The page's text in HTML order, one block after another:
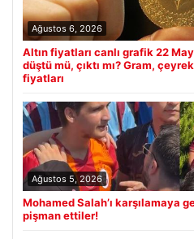
Ağustos 6, 2026
Altın fiyatları canlı grafik 22
düştü mü, çıktı mı? Gram,
fiyatları
Ağustos 5, 2026
Mohamed Salah’ı karşılamaya
pişman ettiler!